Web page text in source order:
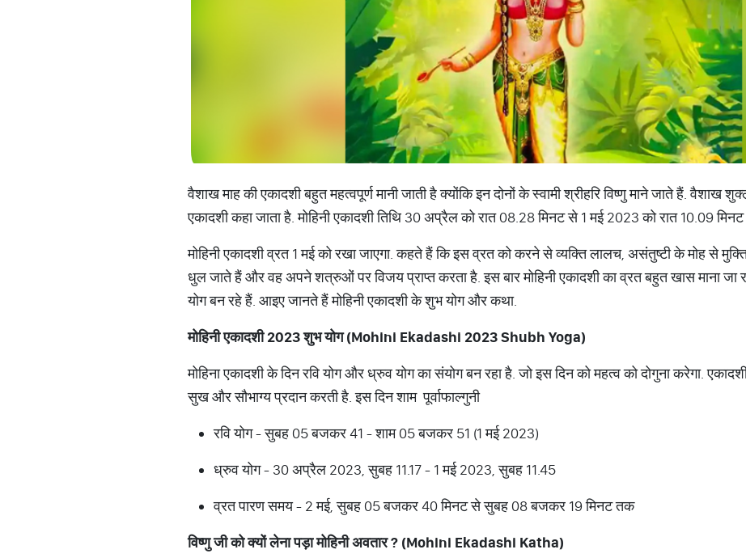
वैशाख माह की एकादशी बहुत महत्वपूर्ण मानी जाती है क्योंकि इन दोनों के स्वामी श्रीहरि विष्णु माने जाते हैं. वैशाख
एकादशी कहा जाता है. मोहिनी एकादशी तिथि 30 अप्रैल को रात 08.28 मिनट से 1 मई 2023 को रात 10.09
मोहिनी एकादशी व्रत 1 मई को रखा जाएगा. कहते हैं कि इस व्रत को करने से व्यक्ति लालच, असंतुष्टी के मोह से
धुल जाते हैं और वह अपने शत्रुओं पर विजय प्राप्त करता है. इस बार मोहिनी एकादशी का व्रत बहुत खास माना जा
योग बन रहे हैं. आइए जानते हैं मोहिनी एकादशी के शुभ योग और कथा.
मोहिनीएकादशी2023शुभयोग(Mohini Ekadashi 2023 Shubh Yoga)
मोहिना एकादशी के दिन रवि योग और ध्रुव योग का संयोग बन रहा है. जो इस दिन को महत्व को दोगुना करेगा.
सुख और सौभाग्य प्रदान करती है. इस दिन शाम पूर्वाफाल्गुनी
रवि योग - सुबह 05 बजकर 41 - शाम 05 बजकर 51 (1 मई 2023)
ध्रुव योग - 30 अप्रैल 2023, सुबह 11.17 - 1 मई 2023, सुबह 11.45
व्रत पारण समय - 2 मई, सुब​ह 05 बजकर 40 मिनट से सुबह 08 बजकर 19 मिनट तक
विष्णुजीकोक्योंलेनापड़ामोहिनीअवतार? (Mohini Ekadashi Katha)